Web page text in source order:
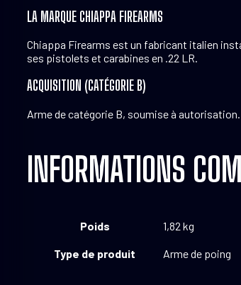
LA MARQUE CHIAPPA FIREARMS
Chiappa Firearms est un fabricant italien
ses pistolets et carabines en .22 LR.
ACQUISITION (CATÉGORIE B)
Arme de catégorie B, soumise à
INFORMATIONS
Poids 1,82 kg
Type de produit Arme de poing